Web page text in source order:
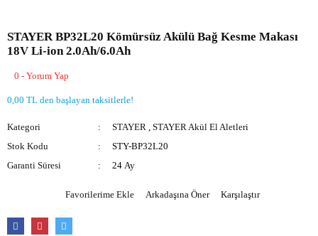
STAYER BP32L20 Kömürsüz Akülü Bağ Kesme Makası
18V Li-ion 2.0Ah/6.0Ah
0 - Yorum Yap
0,00 TL den başlayan taksitlerle!
Kategori STAYER ,STAYER Akül El Aletleri
Stok Kodu
STY-BP32L20
Garanti Süresi
24 Ay
Arkadaşına Öner Karşılaştır